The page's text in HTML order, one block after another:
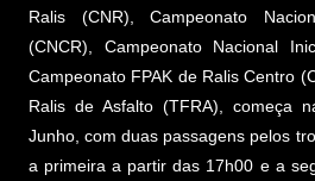
Ralis (CNR), Campeonato
(CNCR), Campeonato Nacional
Campeonato FPAK de Ralis Centro
Ralis de Asfalto (TFRA), começa
Junho, com duas passagens pelos
a primeira a partir das 17h00 e a